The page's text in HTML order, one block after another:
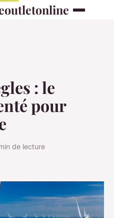
: le
pour
de lecture